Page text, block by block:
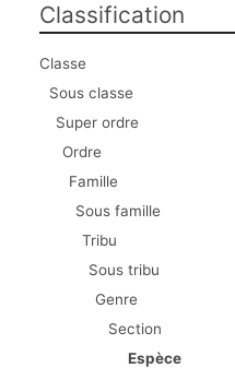
Classification
Classe
Sous classe
Super ordre
Ordre
Famille
Sous famille
Tribu
Sous tribu
Genre
Section
Espèce